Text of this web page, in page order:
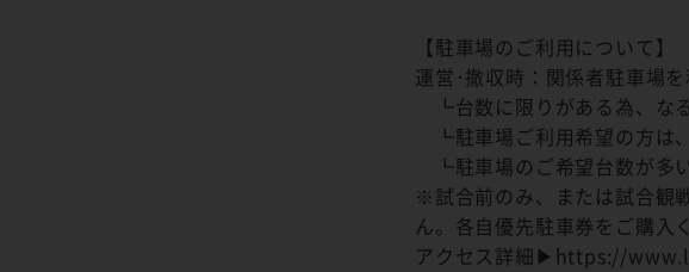
【駐車場のご利用について】
運営･撤収時：関係者駐車場を
┗台数に限りがある為、な
┗駐車場ご利用希望の方は
┗駐車場のご希望台数が多
※試合前のみ、または試合観
ん。各自優先駐車券をご購入
アクセス詳細▶https://